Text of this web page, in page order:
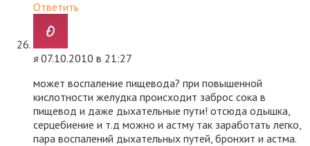
Ответить
я 07.10.2010 в 21:27
может воспаление пищевода? при повышенной
кислотности желудка происходит заброс сока в
пищевод и даже дыхательные пути! отсюда одышка,
серцебиение и т.д можно и астму так заработать легко,
пара воспалений дыхательных путей, бронхит и астма.